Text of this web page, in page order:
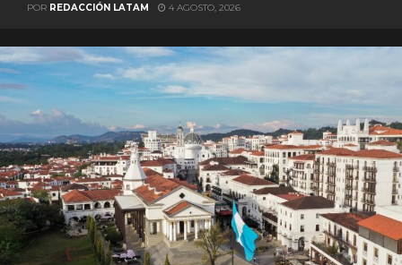
POR REDACCIÓN LATAM 4 AGOSTO, 2026